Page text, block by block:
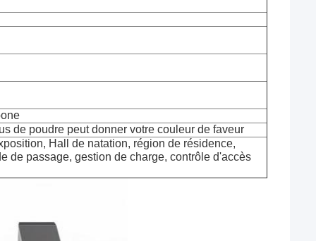
de poudre peut donner votre couleur de faveur
Hall de natation, région de résidence,
de passage, gestion de charge, contrôle d'accès